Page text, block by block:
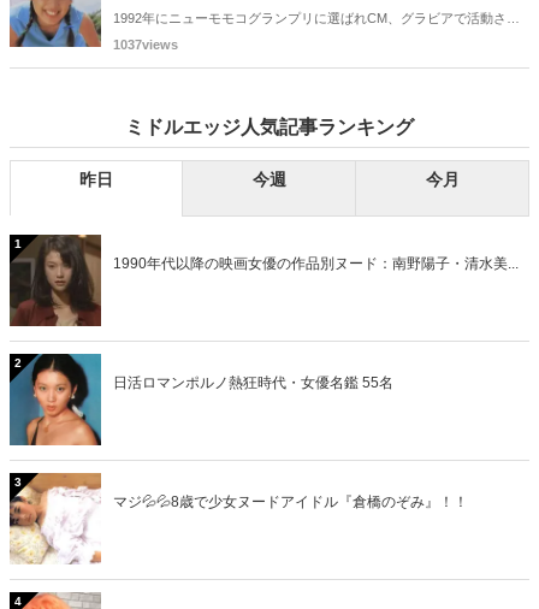
1992年にニューモモコグランプリに選ばれCM、グラビアで活動され
ていた古川恵実子さん。2010年3月頃まではラジオDJを担当されてい
1037views
ミドルエッジ人気記事ランキング
昨日 今週 今月
1
1990年代以降の映画女優の作品別ヌード：南野陽子・清水美...
2
日活ロマンポルノ熱狂時代・女優名鑑 55名
3
マジ💦💦8歳で少女ヌードアイドル『倉橋のぞみ』！！
4